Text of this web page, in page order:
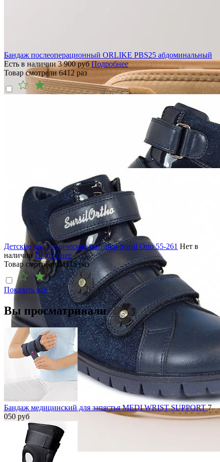
Бандаж послеоперационный ORLIKE PBS25 абдоминальный
Есть в наличии 3 900руб Подробнее
Товар смотрели 6412 раз
Детские ортопедические ботинки Sursil Orto 55-261 Нет в
наличии Подробнее
Товар смотрели11115раз
Показать все
Вы просматривали
Бандаж медицинский для запястья MEDI WRIST SUPPORT7
050 руб